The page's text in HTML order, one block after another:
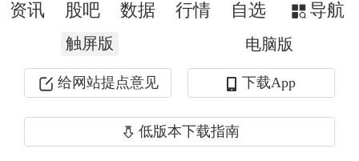
资讯 股吧 数据 行情 自选 导航
触屏版 电脑版
给网站提点意见 下载App
低版本下载指南